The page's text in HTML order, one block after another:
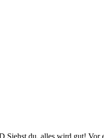
Siehst du, alles wird gut! Vor